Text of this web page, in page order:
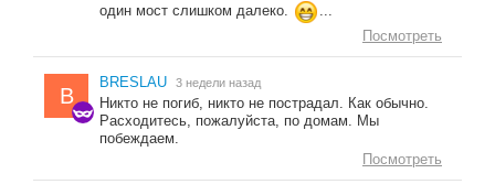
один мост слишком далеко.
...
Посмотреть
B
BRESLAU 3 недели назад
Никто не погиб, никто не пострадал. Как обычно.
Расходитесь, пожалуйста, по домам. Мы
побеждаем.
Посмотреть